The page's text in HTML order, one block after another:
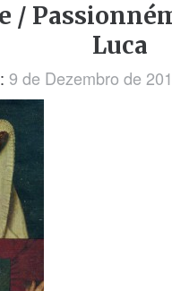
/
Luca
9 de Dezembro de